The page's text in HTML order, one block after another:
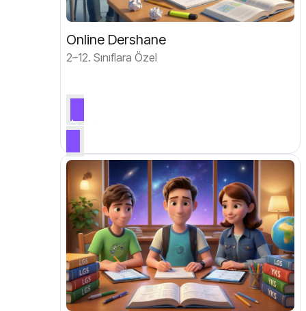
Online Dershane
2–12. Sınıflara Özel